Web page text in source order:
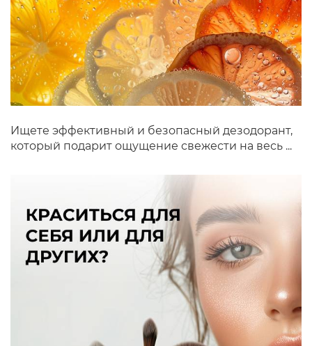
Ищете эффективный и безопасный дезодорант,
который подарит ощущение свежести на весь ...